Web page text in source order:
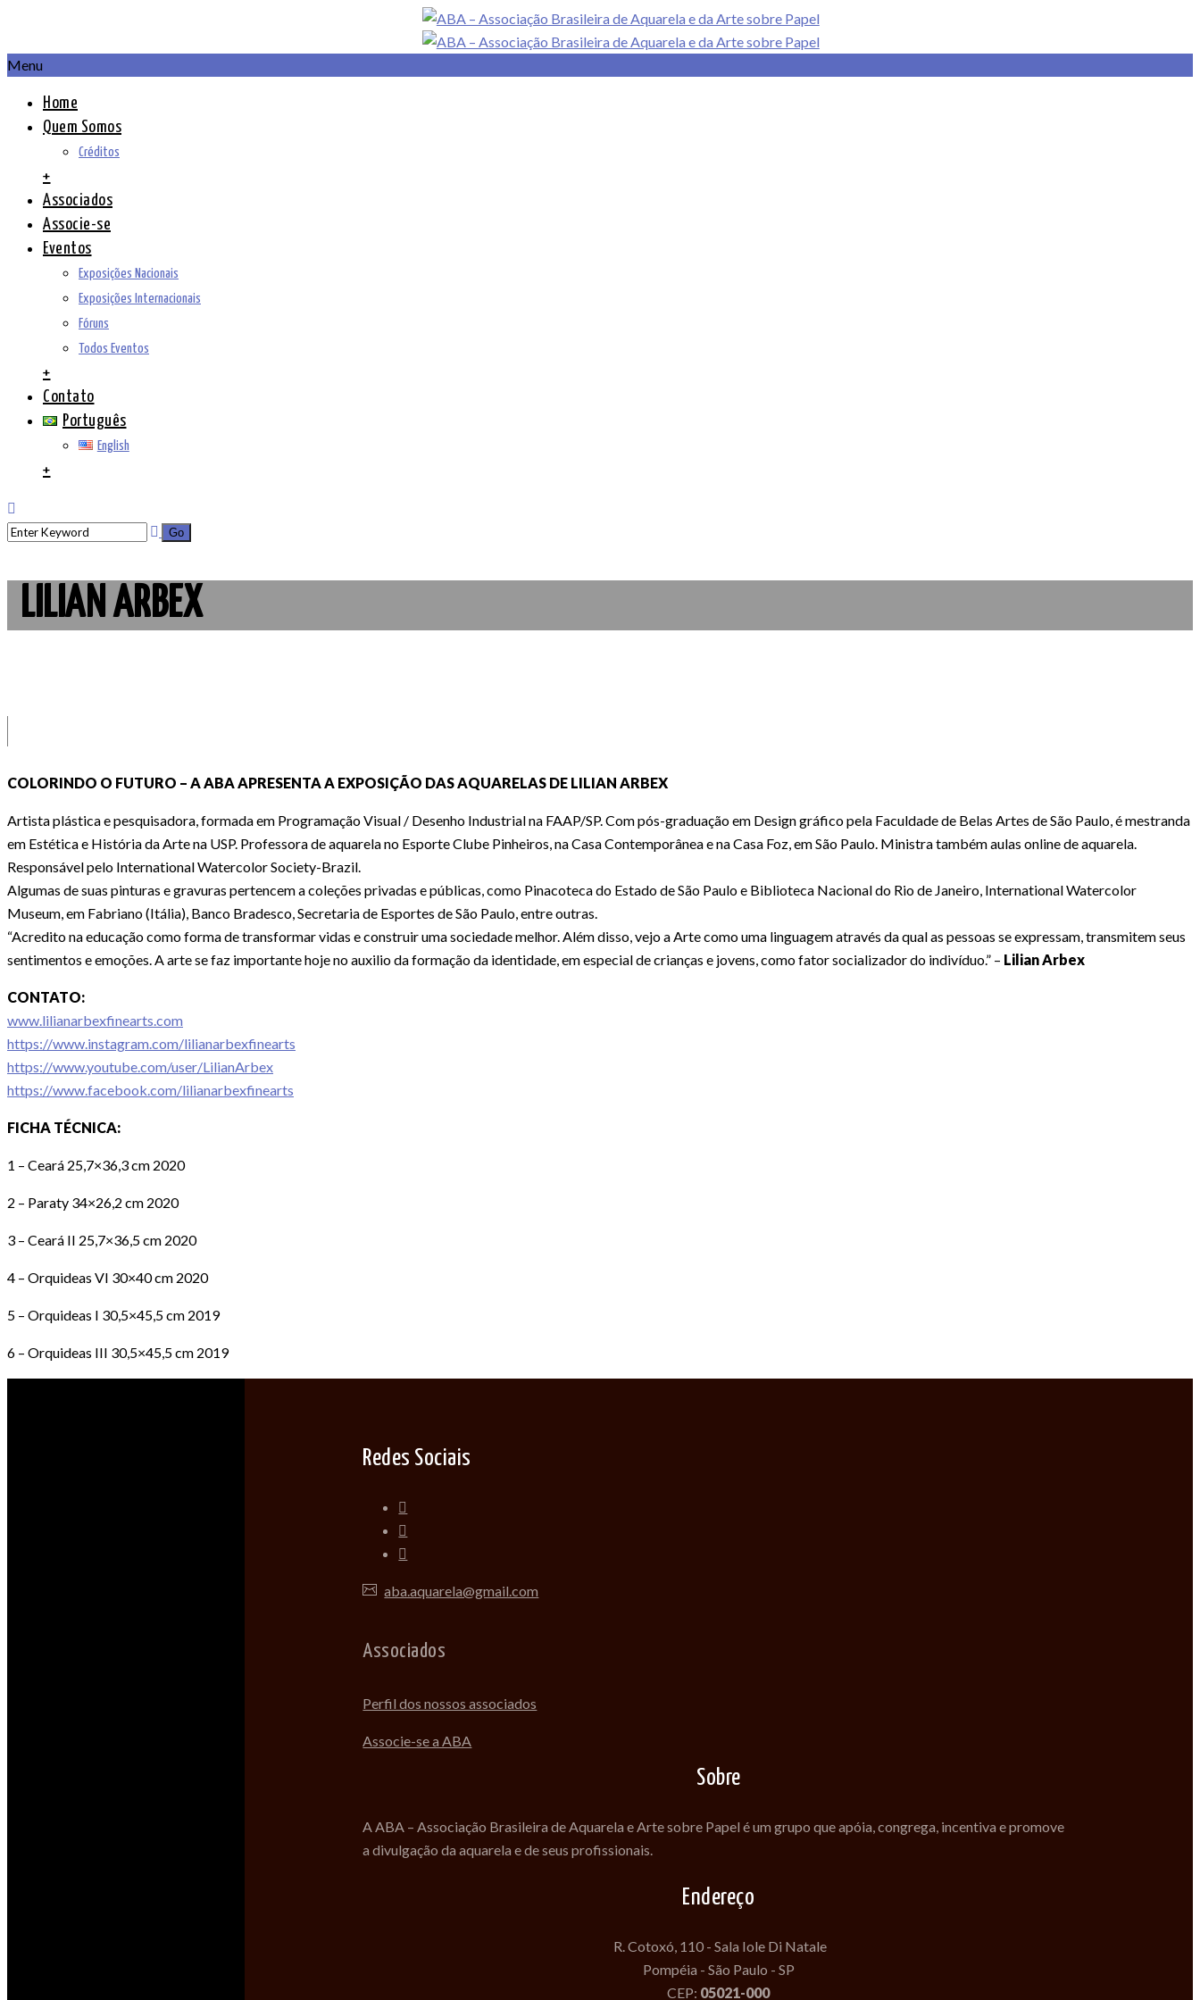
Menu
Home
Quem Somos
Créditos
+
Associados
Associe-se
Eventos
Exposições Nacionais
Exposições Internacionais
Fóruns
Todos Eventos
+
Contato
Português
English
+
LILIAN ARBEX
COLORINDO O FUTURO – A ABA APRESENTA A EXPOSIÇÃO DAS AQUARELAS DE LILIAN ARBEX
Artista plástica e pesquisadora, formada em Programação Visual / Desenho Industrial na FAAP/SP. Com pós-graduação em Design gráfico pela Faculdade de Belas Artes de São Paulo, é mestranda
em Estética e História da Arte na USP. Professora de aquarela no Esporte Clube Pinheiros, na Casa Contemporânea e na Casa Foz, em São Paulo. Ministra também aulas online de aquarela.
Responsável pelo International Watercolor Society-Brazil.
Algumas de suas pinturas e gravuras pertencem a coleções privadas e públicas, como Pinacoteca do Estado de São Paulo e Biblioteca Nacional do Rio de Janeiro, International Watercolor
Museum, em Fabriano (Itália), Banco Bradesco, Secretaria de Esportes de São Paulo, entre outras.
“Acredito na educação como forma de transformar vidas e construir uma sociedade melhor. Além disso, vejo a Arte como uma linguagem através da qual as pessoas se expressam, transmitem seus
sentimentos e emoções. A arte se faz importante hoje no auxilio da formação da identidade, em especial de crianças e jovens, como fator socializador do indivíduo.” – Lilian Arbex
CONTATO:
www.lilianarbexfinearts.com
https://www.instagram.com/lilianarbexfinearts
https://www.youtube.com/user/LilianArbex
https://www.facebook.com/lilianarbexfinearts
FICHA TÉCNICA:
1 – Ceará 25,7×36,3 cm 2020
2 – Paraty 34×26,2 cm 2020
3 – Ceará II 25,7×36,5 cm 2020
4 – Orquideas VI 30×40 cm 2020
5 – Orquideas I 30,5×45,5 cm 2019
6 – Orquideas III 30,5×45,5 cm 2019
Redes Sociais
aba.aquarela@gmail.com
Associados
Perfil dos nossos associados
Associe-se a ABA
Sobre
A ABA – Associação Brasileira de Aquarela e Arte sobre Papel é um grupo que apóia, congrega, incentiva e promove
a divulgação da aquarela e de seus profissionais.
Endereço
R. Cotoxó, 110 - Sala Iole Di Natale
Pompéia - São Paulo - SP
CEP: 05021-000